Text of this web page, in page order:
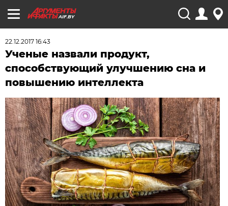
AIF.BY
22.12.2017 16:43
Ученые назвали продукт,
способствующий улучшению сна и
повышению интеллекта